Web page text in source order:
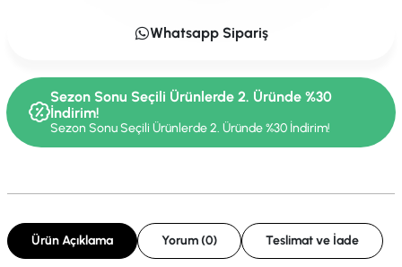
Whatsapp Sipariş
Sezon Sonu Seçili Ürünlerde 2. Üründe %30
İndirim!
Sezon Sonu Seçili Ürünlerde 2. Üründe %30 İndirim!
Ürün Açıklama Yorum (0) Teslimat ve İade